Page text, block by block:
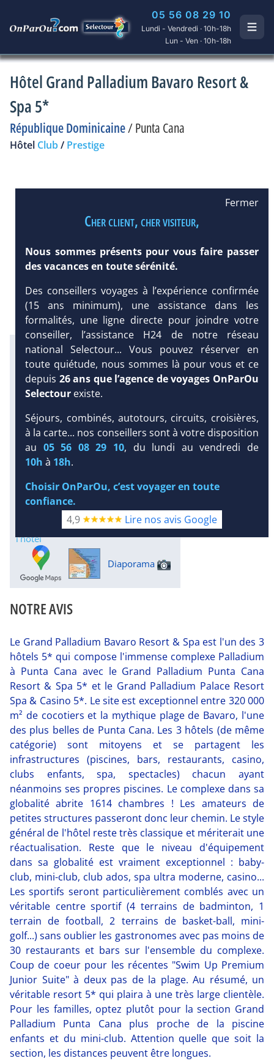
05 56 08 29 10
Lundi - Vendredi · 10h-18h
Lun - Ven · 10h-18h
Hôtel Grand Palladium Bavaro Resort &
Spa 5*
République Dominicaine/Punta Cana
Hôtel Club/ Prestige
DEMANDE
D’INFORMATIONS
RÉSERVATION
Excursions en petit comité avec
notre partenaire Dominican
Attitude
Infos météo :
30 °C 172 mm
30 °C
Infos plages :
Dist.Distance:
< 100 m
Long.
Longueur
Équipement :
666
Tx:
Infos golfs :
dont le plus proche à 2.7 km de
l'hôtel
Diaporama
NOTRE AVIS
Le Grand Palladium Bavaro Resort & Spa est l'un des 3
hôtels 5* qui compose l'immense complexe Palladium
à Punta Cana avec le Grand Palladium Punta Cana
Resort & Spa 5* et le Grand Palladium Palace Resort
Spa & Casino 5*. Le site est exceptionnel entre 320 000
m² de cocotiers et la mythique plage de Bavaro, l'une
des plus belles de Punta Cana. Les 3 hôtels (de même
catégorie) sont mitoyens et se partagent les
infrastructures (piscines, bars, restaurants, casino,
clubs enfants, spa, spectacles) chacun ayant
néanmoins ses propres piscines. Le complexe dans sa
globalité abrite 1614 chambres ! Les amateurs de
petites structures passeront donc leur chemin. Le style
général de l'hôtel reste très classique et mériterait une
réactualisation. Reste que le niveau d'équipement
dans sa globalité est vraiment exceptionnel : baby-
club, mini-club, club ados, spa ultra moderne, casino...
Les sportifs seront particulièrement comblés avec un
véritable centre sportif (4 terrains de badminton, 1
terrain de football, 2 terrains de basket-ball, mini-
golf...) sans oublier les gastronomes avec pas moins de
30 restaurants et bars sur l'ensemble du complexe.
Coup de coeur pour les récentes "Swim Up Premium
Junior Suite" à deux pas de la plage. Au résumé, un
véritable resort 5* qui plaira à une très large clientèle.
Pour les familles, optez plutôt pour la section Grand
Palladium Punta Cana plus proche de la piscine
enfants et du mini-club. Attention quelle que soit la
section, les distances peuvent être longues.
Fermer
Cher client, cher visiteur,
Nous sommes présents pour vous faire passer
des vacances en toute sérénité.
Des conseillers voyages à l’expérience confirmée
(15 ans minimum), une assistance dans les
formalités, une ligne directe pour joindre votre
conseiller, l’assistance H24 de notre réseau
national Selectour... Vous pouvez réserver en
toute quiétude, nous sommes là pour vous et ce
depuis 26 ans que l’agence de voyages OnParOu
Selectour existe.
Séjours, combinés, autotours, circuits, croisières,
à la carte... nos conseillers sont à votre disposition
au 05 56 08 29 10, du lundi au vendredi de
10h à 18h.
Choisir OnParOu, c’est voyager en toute
confiance.
4,9
Lire nos avis Google